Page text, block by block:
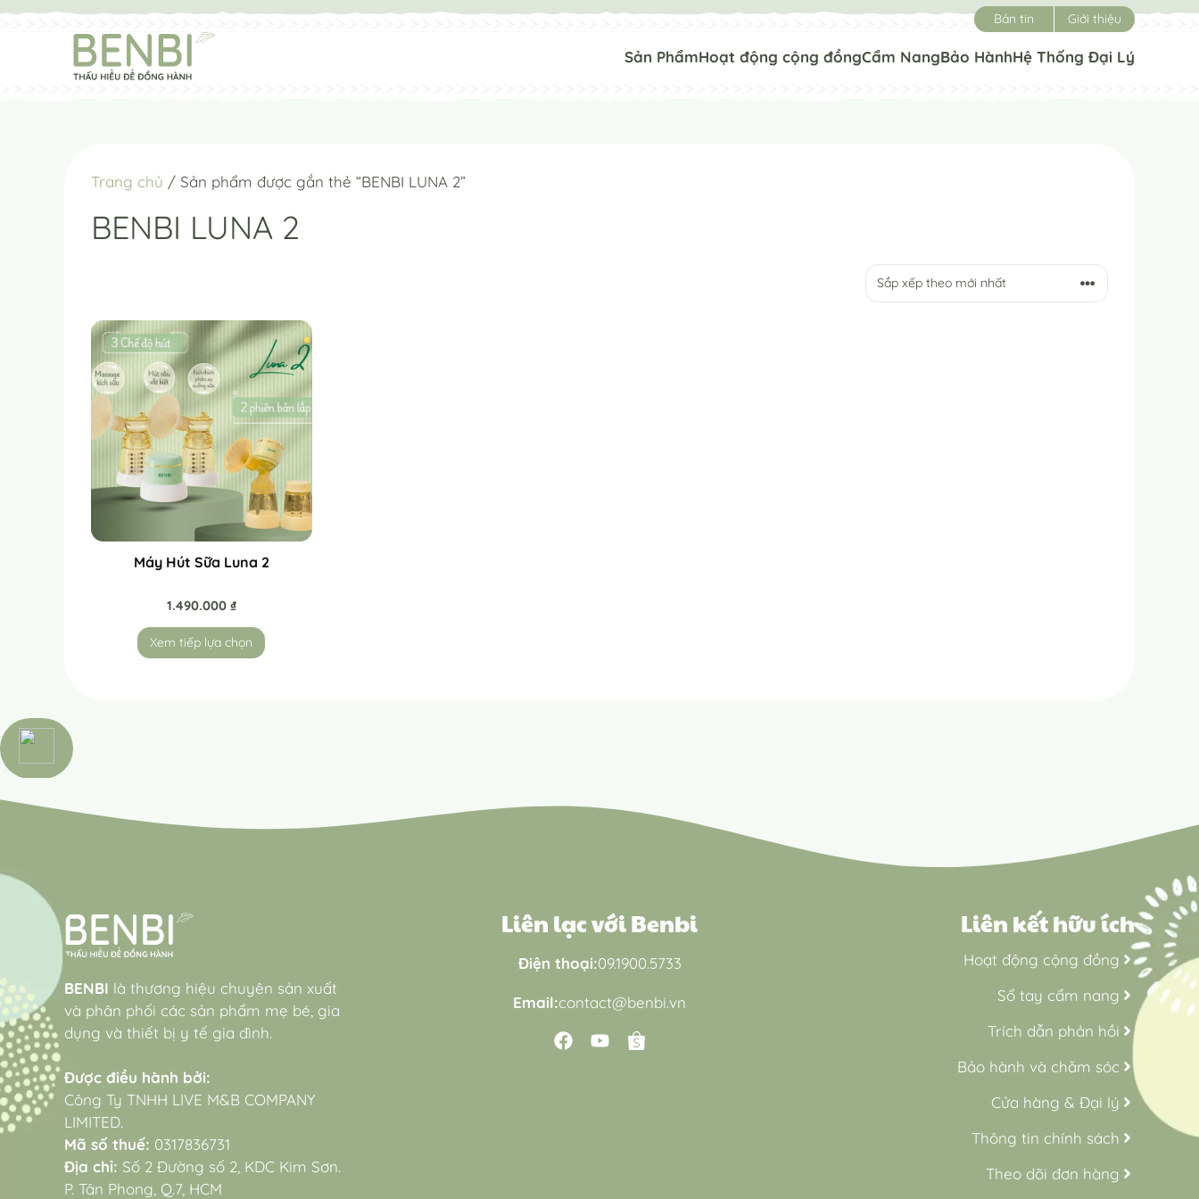
Chuyển
Bản tin Giới thiệu
Sản PhẩmHoạt động cộng đồngCẩm NangBảo HànhHệ Thống Đại Lý
Trang chủ / Sản phẩm được gắn thẻ “BENBI LUNA 2”
BENBI LUNA 2
Máy Hút Sữa Luna 2
1.490.000 ₫
Xem tiếp lựa chọn
BENBI là thương hiệu chuyên sản xuất
và phân phối các sản phẩm mẹ bé, gia
dụng và thiết bị y tế gia đình.
Được điều hành bởi:
Công Ty TNHH LIVE M&B COMPANY
LIMITED.
Mã số thuế: 0317836731
Địa chỉ: Số 2 Đường số 2, KDC Kim Sơn.
P. Tân Phong, Q.7, HCM
Liên lạc với Benbi
Điện thoại:09.1900.5733
Email:contact@benbi.vn
Liên kết hữu ích
Hoạt động cộng đồng
Sổ tay cẩm nang
Trích dẫn phản hồi
Bảo hành và chăm sóc
Cửa hàng & Đại lý
Thông tin chính sách
Theo dõi đơn hàng